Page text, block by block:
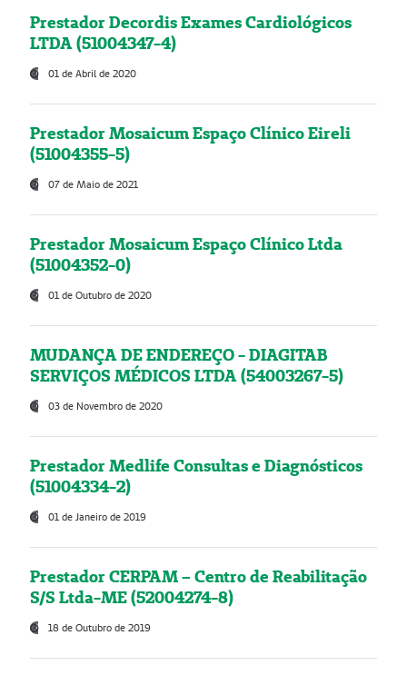
Prestador Decordis Exames Cardiológicos
LTDA (51004347-4)
01 de Abril de 2020
Prestador Mosaicum Espaço Clínico Eireli
(51004355-5)
07 de Maio de 2021
Prestador Mosaicum Espaço Clínico Ltda
(51004352-0)
01 de Outubro de 2020
MUDANÇA DE ENDEREÇO - DIAGITAB
SERVIÇOS MÉDICOS LTDA (54003267-5)
03 de Novembro de 2020
Prestador Medlife Consultas e Diagnósticos
(51004334-2)
01 de Janeiro de 2019
Prestador CERPAM – Centro de Reabilitação
S/S Ltda-ME (52004274-8)
18 de Outubro de 2019